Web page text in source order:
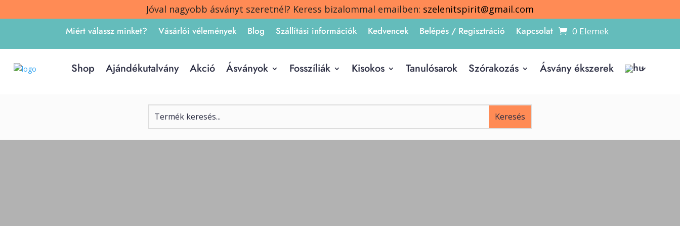
Jóval nagyobb ásványt szeretnél? Keress bizalommal emailben: szelenitspirit@gmail.com
Miért válassz minket?
Vásárlói vélemények Blog Szállítási információk Kedvencek Belépés / Regisztráció Kapcsolat 0 Elemek
Shop Ajándékutalvány Akció Ásványok Fosszíliák Kisokos Tanulósarok Szórakozás Ásvány ékszerek